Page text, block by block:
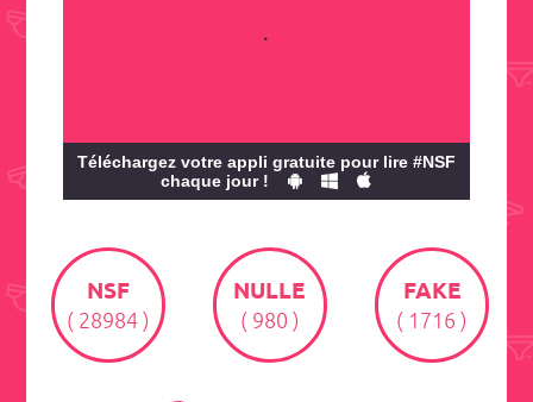
.
Téléchargez votre appli gratuite pour lire #NSF
chaque jour !
NSF
( 28984 )
NULLE
( 980 )
FAKE
( 1716 )